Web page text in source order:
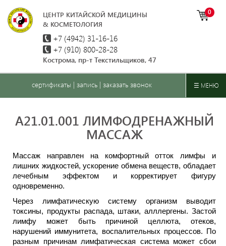
ЦЕНТР КИТАЙСКОЙ МЕДИЦИНЫ
& КОСМЕТОЛОГИЯ
+7 (4942) 31-16-16
0
+7 (910) 800-28-28
Кострома, пр-т Текстильщиков, 47
сертификаты | запись| заказать звонок ☰ МЕНЮ
A21.01.001 ЛИМФОДРЕНАЖНЫЙ
МАССАЖ
Массаж направлен на комфортный отток лимфы и
лишних жидкостей, ускорение обмена веществ, обладает
лечебным эффектом и корректирует фигуру
одновременно.
Через лимфатическую систему организм выводит
токсины, продукты распада, штаки, алллергены. Застой
лимфу может быть причиной целлюта, отеков,
нарушений иммунитета, воспалительных процессов. По
разным причинам лимфатическая система может сбои